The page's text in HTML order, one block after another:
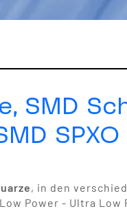
SMD
, in den
Power - Ultra Low